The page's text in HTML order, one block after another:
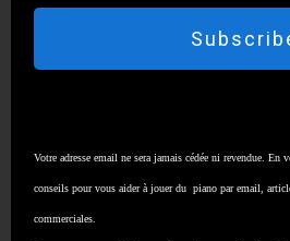
les Musiciens
Votre adresse email ne sera jamais cédée ni revendue. En
conseils pour vous aider à jouer du piano par email,
commerciales.